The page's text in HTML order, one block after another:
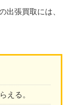
出張買取には、
える。